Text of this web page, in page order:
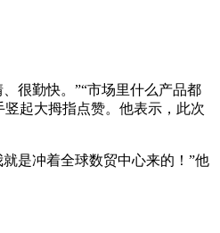
很勤快。”“市场里什么产品都
起大拇指点赞。他表示，此次
是冲着全球数贸中心来的！”他